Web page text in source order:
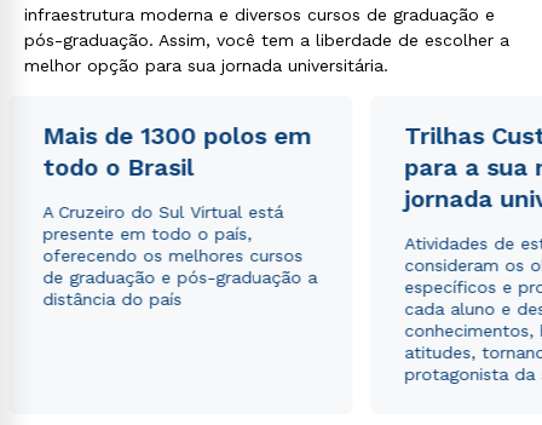
infraestrutura moderna e diversos cursos de graduação e
pós-graduação. Assim, você tem a liberdade de escolher a
melhor opção para sua jornada universitária.
Mais de 1300 polos em
todo o Brasil
A Cruzeiro do Sul Virtual está
presente em todo o país,
oferecendo os melhores cursos
de graduação e pós-graduação a
distância do país
Trilhas
para a sua
jornada
Atividades de
consideram os
específicos e
cada aluno e
conhecimentos,
atitudes,
protagonista da